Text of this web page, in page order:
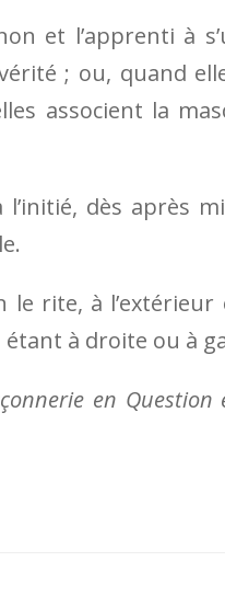
et l’apprenti à
; ou, quand
associent la
l’initié, dès après
rite, à l’ex­térieur
étant à droite ou à
en Question